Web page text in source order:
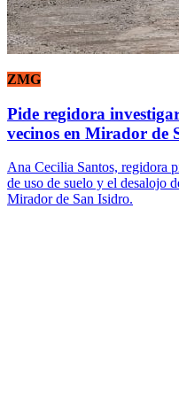
ZMG
Pide regidora
vecinos en Mirador de
Ana Cecilia Santos, regidora
de uso de suelo y el desalojo
Mirador de San Isidro.